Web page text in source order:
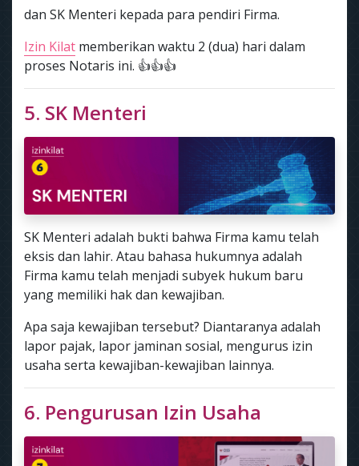
dan SK Menteri kepada para pendiri Firma.
Izin Kilat memberikan waktu 2 (dua) hari dalam
proses Notaris ini. 👍👍👍
5. SK Menteri
SK Menteri adalah bukti bahwa Firma kamu telah
eksis dan lahir. Atau bahasa hukumnya adalah
Firma kamu telah menjadi subyek hukum baru
yang memiliki hak dan kewajiban.
Apa saja kewajiban tersebut? Diantaranya adalah
lapor pajak, lapor jaminan sosial, mengurus izin
usaha serta kewajiban-kewajiban lainnya.
6. Pengurusan Izin Usaha